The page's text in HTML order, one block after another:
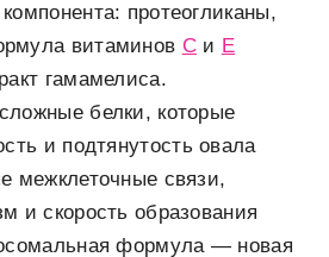
протеогликаны,
витаминов Си E
гамамелиса.
белки, которые
и подтянутость овала
межклеточные связи,
и скорость образования
формула — новая